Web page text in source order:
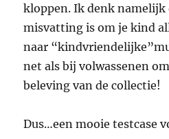
kloppen. Ik denk namelijk
misvatting is om je kind
naar
net als bij volwassenen
beleving van de collectie!
Dus…een mooie testcase